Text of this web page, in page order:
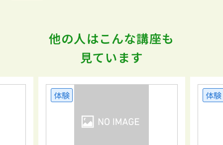
他の人はこんな講座も
見ています
体験 体験